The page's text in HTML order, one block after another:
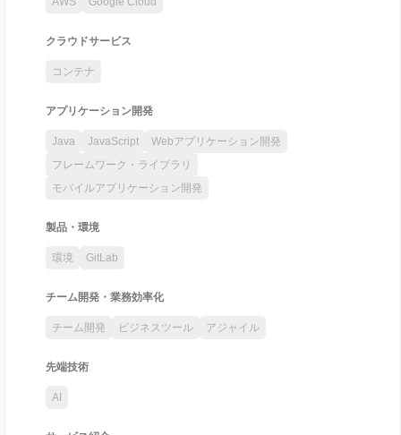
クラウドサービス
コンテナ
アプリケーション開発
Java JavaScript
Webアプリケーション開発
フレームワーク・ライブラリ
モバイルアプリケーション開発
製品・環境
環境 GitLab
チーム開発・業務効率化
チーム開発 ビジネスツール アジャイル
先端技術
AI